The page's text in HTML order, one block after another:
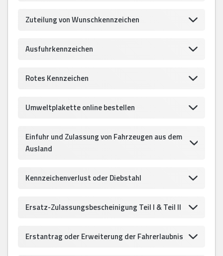
Zuteilung von Wunschkennzeichen
Ausfuhrkennzeichen
Rotes Kennzeichen
Umweltplakette online bestellen
Einfuhr und Zulassung von Fahrzeugen aus dem
Ausland
Kennzeichenverlust oder Diebstahl
Ersatz-Zulassungsbescheinigung Teil I & Teil II
Erstantrag oder Erweiterung der Fahrerlaubnis